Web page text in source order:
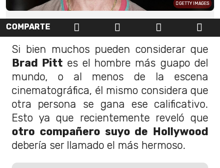
GETTY IMAGES
COMPARTE
Si bien muchos pueden considerar que
Brad Pitt es el hombre más guapo del
mundo, o al menos de la escena
cinematográfica, él mismo considera que
otra persona se gana ese calificativo.
Esto ya que recientemente reveló que
otro compañero suyo de Hollywood
debería ser llamado el más hermoso.